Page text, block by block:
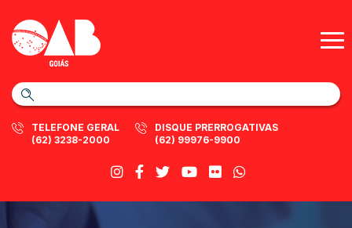
TELEFONE GERAL
(62) 3238-2000
DISQUE PRERROGATIVAS
(62) 99976-9900